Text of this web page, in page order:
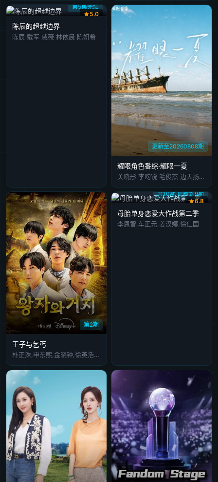
第5集完结
5.0
陈辰的超越边界
陈辰 戴军 戚薇 林依晨 陈妍希
更新至20260808期
耀眼角色番综·耀眼一夏
关晓彤 李昀锐 毛俊杰 边天扬 王翰闻 高秋梓
第2期
王子与乞丐
朴正洙,申东熙,金晓钟,徐英浩,金曜汉,朴志晟
共10期 更新到9期
6.8
母胎单身恋爱大作战第二季
李恩智,车正元,姜汉娜,徐仁国